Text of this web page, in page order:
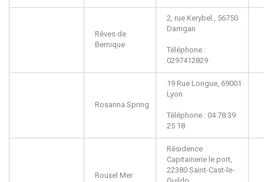
Rêves de
Bernique
2, rue Kerybel , 56750
Damgan
Téléphone :
0297412829
Rosanna Spring
19 Rue Longue, 69001
Lyon
Téléphone : 04 78 39
25 18
Rouxel Mer
Résidence
Capitainerie le port,
22380 Saint-Cast-le-